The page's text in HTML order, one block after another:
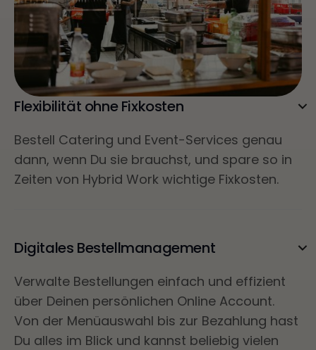
Flexibilität ohne Fixkosten
Bestell Catering und Event-Services genau
dann, wenn Du sie brauchst, und spare so in
Zeiten von Hybrid Work wichtige Fixkosten.
Digitales Bestellmanagement
Verwalte Bestellungen einfach und effizient
über Deinen persönlichen Online Account.
Von der Menüauswahl bis zur Bezahlung hast
Du alles im Blick und kannst beliebig vielen